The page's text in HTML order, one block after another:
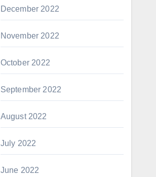
December 2022
November 2022
October 2022
September 2022
August 2022
July 2022
June 2022